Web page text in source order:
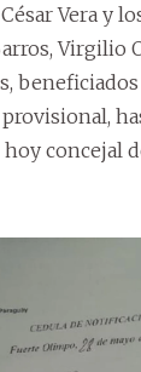
Vera y
Virgilio
hoy concejal